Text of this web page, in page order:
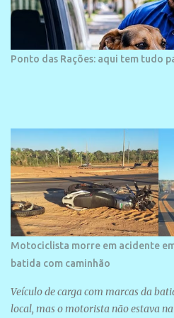
Ponto das Rações: aqui tem tudo
Motociclista morre em acidente
batida com caminhão
Veículo de carga com marcas da
local, mas o motorista não estava